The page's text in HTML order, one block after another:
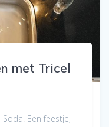
met Tricel
Een feestje,